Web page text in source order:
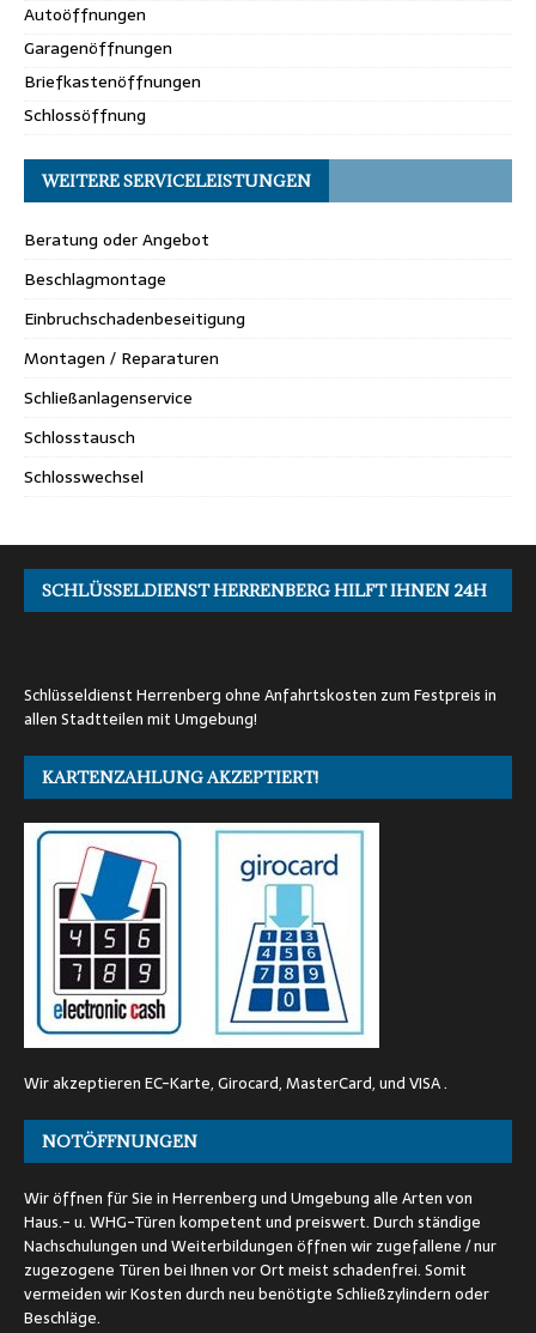
Autoöffnungen
Garagenöffnungen
Briefkastenöffnungen
Schlossöffnung
WEITERE SERVICELEISTUNGEN
Beratung oder Angebot
Beschlagmontage
Einbruchschadenbeseitigung
Montagen / Reparaturen
Schließanlagenservice
Schlosstausch
Schlosswechsel
SCHLÜSSELDIENST HERRENBERG HILFT IHNEN 24H
Schlüsseldienst Herrenberg ohne Anfahrtskosten zum Festpreis in
allen Stadtteilen mit Umgebung!
KARTENZAHLUNG AKZEPTIERT!
Wir akzeptieren EC-Karte, Girocard, MasterCard, und VISA .
NOTÖFFNUNGEN
Wir öffnen für Sie in Herrenberg und Umgebung alle Arten von
Haus.- u. WHG-Türen kompetent und preiswert. Durch ständige
Nachschulungen und Weiterbildungen öffnen wir zugefallene / nur
zugezogene Türen bei Ihnen vor Ort meist schadenfrei. Somit
vermeiden wir Kosten durch neu benötigte Schließzylindern oder
Beschläge.